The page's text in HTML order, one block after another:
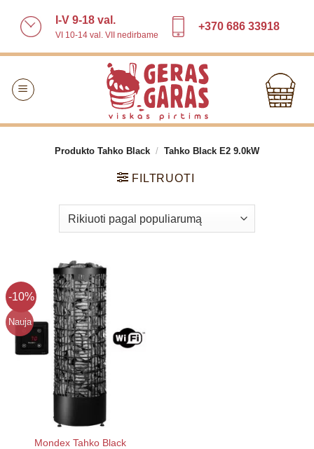
I-V 9-18 val.
VI 10-14 val. VII nedirbame
+370 686 33918
Produkto Tahko Black / Tahko Black E2 9.0kW
FILTRUOTI
-10%
Nauja
Mondex Tahko Black